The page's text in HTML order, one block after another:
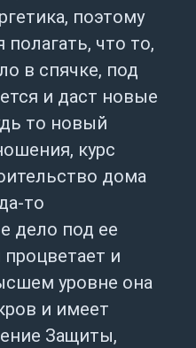
поэтому
что то,
в спячке, под
и даст новые
то новый
курс
дома
то
дело под ее
и
уровне она
и имеет
Защиты,